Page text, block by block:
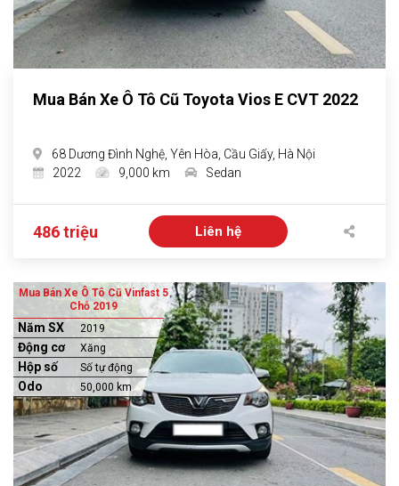
Mua Bán Xe Ô Tô Cũ Toyota Vios E CVT 2022
68 Dương Đình Nghệ, Yên Hòa, Cầu Giấy, Hà Nội
2022
9,000 km Sedan
486 triệu Liên hệ
Mua Bán Xe Ô Tô Cũ Vinfast 5
Chỗ 2019
Năm SX 2019
Động cơ Xăng
Hộp số Số tự động
Odo 50,000 km